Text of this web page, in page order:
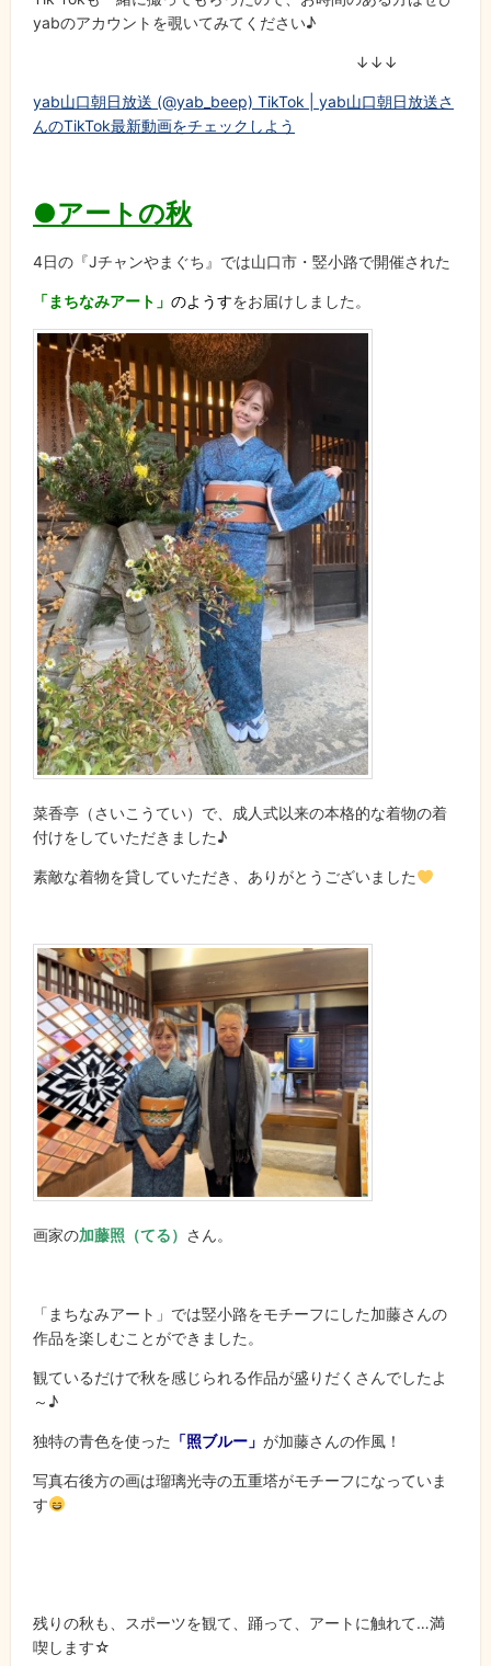
yabのアカウントを覗いてみてください♪
↓↓↓
yab山口朝日放送 (@yab_beep) TikTok | yab山口朝日放送さ
んのTikTok最新動画をチェックしよう
●アートの秋
4日の『Jチャンやまぐち』では山口市・竪小路で開催された
「まちなみアート」 のようすをお届けしました。
菜香亭（さいこうてい）で、成人式以来の本格的な着物の着
付けをしていただきました♪
素敵な着物を貸していただき、ありがとうございました
画家の加藤照（てる） さん。
「まちなみアート」では竪小路をモチーフにした加藤さんの
作品を楽しむことができました。
観ているだけで秋を感じられる作品が盛りだくさんでしたよ
～♪
独特の青色を使った 「照ブルー」 が加藤さんの作風！
写真右後方の画は瑠璃光寺の五重塔がモチーフになっていま
す
残りの秋も、スポーツを観て、踊って、アートに触れて…満
喫します☆